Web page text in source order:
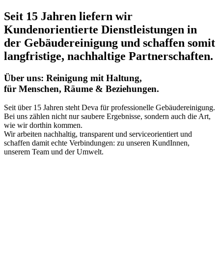
Seit 15 Jahren liefern wir
Kundenorientierte Dienstleistungen in
der Gebäudereinigung und schaffen somit
langfristige, nachhaltige Partnerschaften.
Über uns: Reinigung mit Haltung,
für Menschen, Räume & Beziehungen.
Seit über 15 Jahren steht Deva für professionelle Gebäudereinigung.
Bei uns zählen nicht nur saubere Ergebnisse, sondern auch die Art,
wie wir dorthin kommen.
Wir arbeiten nachhaltig, transparent und serviceorientiert und
schaffen damit echte Verbindungen: zu unseren KundInnen,
unserem Team und der Umwelt.